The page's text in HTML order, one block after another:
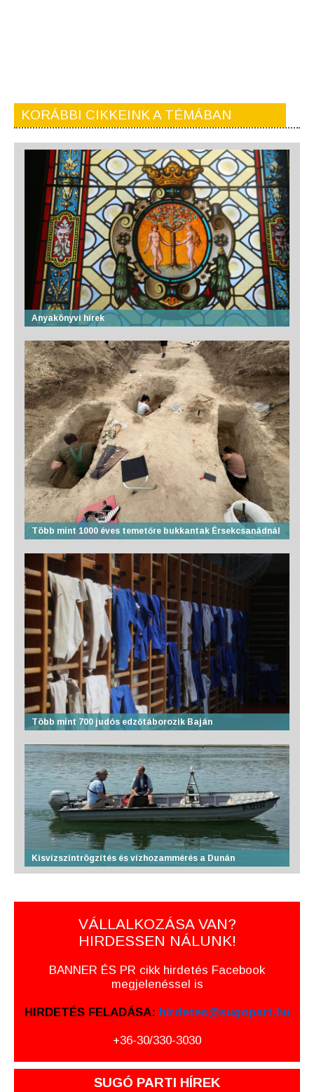
KORÁBBI CIKKEINK A TÉMÁBAN
Anyakönyvi hírek
Több mint 1000 éves temetőre bukkantak Érsekcsanádnál
Több mint 700 judós edzőtáborozik Baján
Kisvízszintrögzítés és vízhozammérés a Dunán
VÁLLALKOZÁSA VAN?
HIRDESSEN NÁLUNK!
BANNER ÉS PR cikk hirdetés Facebook
megjelenéssel is
HIRDETÉS FELADÁSA: hirdetes@sugopart.hu
+36-30/330-3030
SUGÓ PARTI HÍREK